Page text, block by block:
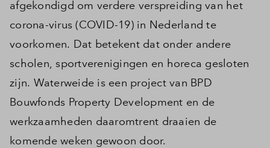
afgekondigd om verdere verspreiding van het
corona-virus (COVID-19) in Nederland te
voorkomen. Dat betekent dat onder andere
scholen, sportverenigingen en horeca gesloten
zijn. Waterweide is een project van BPD
Bouwfonds Property Development en de
werkzaamheden daaromtrent draaien de
komende weken gewoon door.